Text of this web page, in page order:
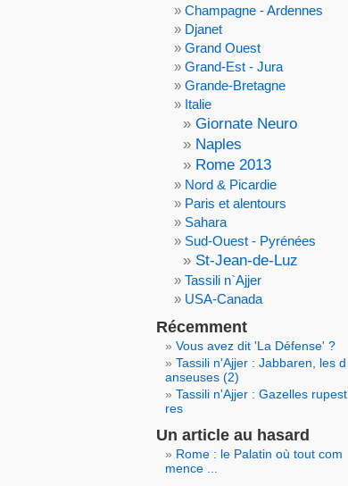
Champagne - Ardennes
Djanet
Grand Ouest
Grand-Est - Jura
Grande-Bretagne
Italie
Giornate Neuro
Naples
Rome 2013
Nord & Picardie
Paris et alentours
Sahara
Sud-Ouest - Pyrénées
St-Jean-de-Luz
Tassili n`Ajjer
USA-Canada
Récemment
Vous avez dit 'La Défense' ?
Tassili n'Ajjer : Jabbaren, les d
anseuses (2)
Tassili n'Ajjer : Gazelles rupest
res
Un article au hasard
Rome : le Palatin où tout com
mence ...